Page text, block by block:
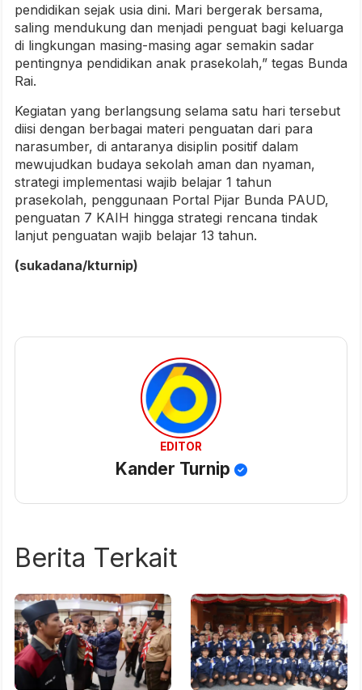
pendidikan sejak usia dini. Mari bergerak bersama,
saling mendukung dan menjadi penguat bagi keluarga
di lingkungan masing-masing agar semakin sadar
pentingnya pendidikan anak prasekolah,” tegas Bunda
Rai.
Kegiatan yang berlangsung selama satu hari tersebut
diisi dengan berbagai materi penguatan dari para
narasumber, di antaranya disiplin positif dalam
mewujudkan budaya sekolah aman dan nyaman,
strategi implementasi wajib belajar 1 tahun
prasekolah, penggunaan Portal Pijar Bunda PAUD,
penguatan 7 KAIH hingga strategi rencana tindak
lanjut penguatan wajib belajar 13 tahun.
(sukadana/kturnip)
EDITOR
Kander Turnip
Berita Terkait